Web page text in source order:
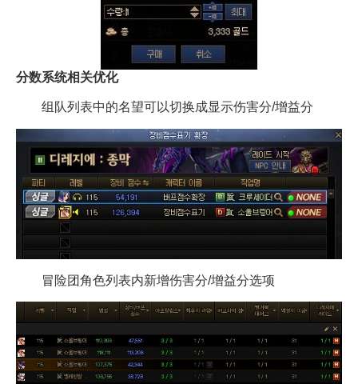
分数系统相关优化
组队列表中的名望可以切换成显示伤害分/增益分
冒险团角色列表内新增伤害分/增益分选项